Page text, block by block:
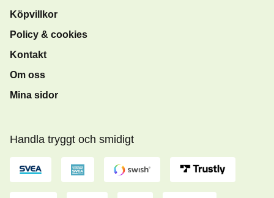
Köpvillkor
Policy & cookies
Kontakt
Om oss
Mina sidor
Handla tryggt och smidigt